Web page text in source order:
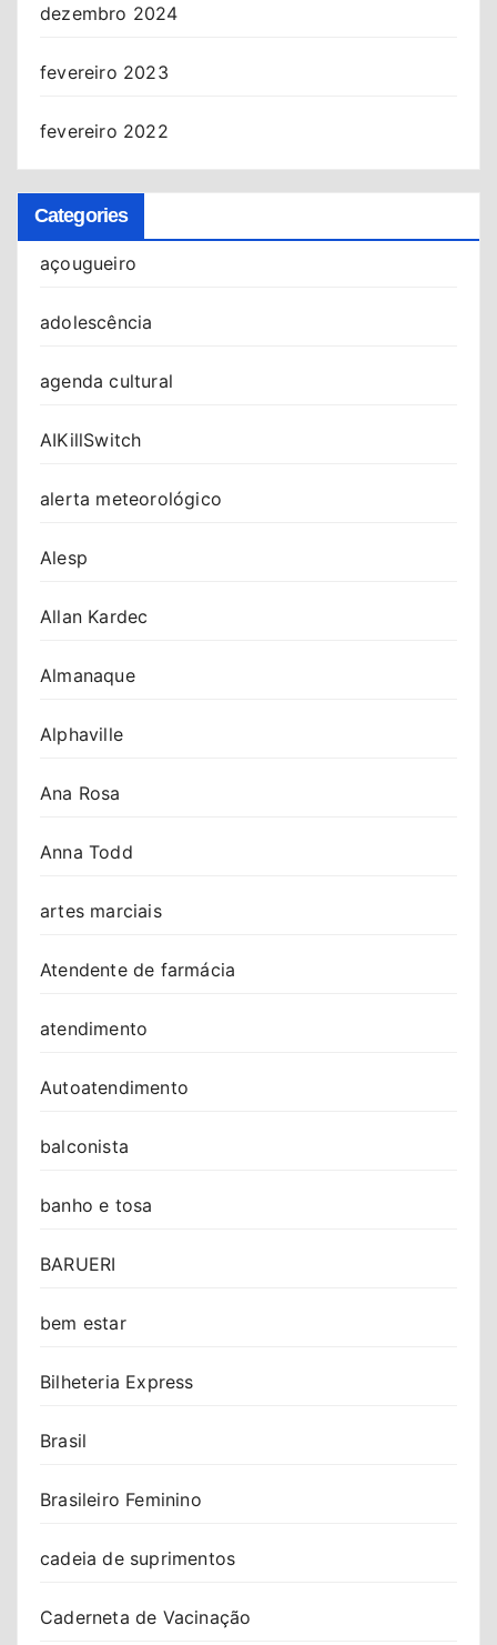
dezembro 2024
fevereiro 2023
fevereiro 2022
Categories
açougueiro
adolescência
agenda cultural
AIKillSwitch
alerta meteorológico
Alesp
Allan Kardec
Almanaque
Alphaville
Ana Rosa
Anna Todd
artes marciais
Atendente de farmácia
atendimento
Autoatendimento
balconista
banho e tosa
BARUERI
bem estar
Bilheteria Express
Brasil
Brasileiro Feminino
cadeia de suprimentos
Caderneta de Vacinação